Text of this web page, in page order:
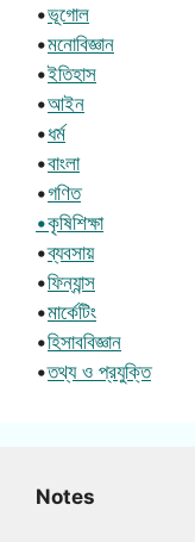
•ভূগোল
•মনোবিজ্ঞান
•ইতিহাস
•আইন
•ধর্ম
•বাংলা
•গণিত
•কৃষিশিক্ষা
•ব্যবসায়
•ফিন্যান্স
•মার্কেটিং
•হিসাববিজ্ঞান
•তথ্য ও প্রযুক্তি
Notes